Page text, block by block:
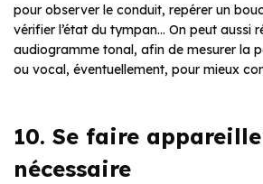
pour observer le conduit, repérer un
vérifier l’état du tympan… On peut aussi
audiogramme tonal, afin de mesurer la
ou vocal, éventuellement, pour mieux
10. Se faire
nécessaire